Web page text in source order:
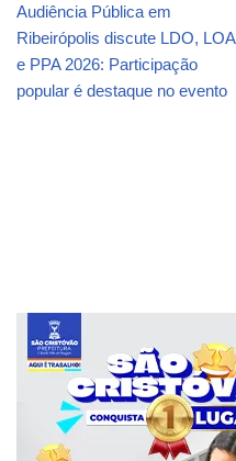
Audiência Pública em
Ribeirópolis discute LDO, LOA
e PPA 2026: Participação
popular é destaque no evento